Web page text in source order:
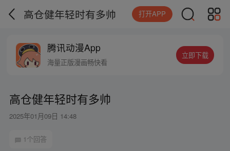
高仓健年轻时有多帅 打开APP
腾讯动漫App
海量正版漫画畅快看
立即下载
高仓健年轻时有多帅
2025年01月09日 14:48
1个回答